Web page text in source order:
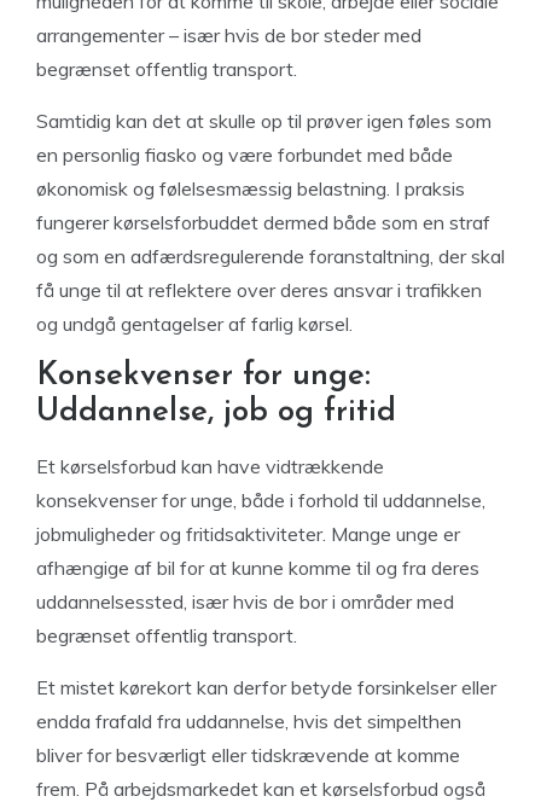
arrangementer – især hvis de bor steder med
begrænset offentlig transport.
Samtidig kan det at skulle op til prøver igen føles som
en personlig fiasko og være forbundet med både
økonomisk og følelsesmæssig belastning. I praksis
fungerer kørselsforbuddet dermed både som en straf
og som en adfærdsregulerende foranstaltning, der skal
få unge til at reflektere over deres ansvar i trafikken
og undgå gentagelser af farlig kørsel.
Konsekvenser for unge:
Uddannelse, job og fritid
Et kørselsforbud kan have vidtrækkende
konsekvenser for unge, både i forhold til uddannelse,
jobmuligheder og fritidsaktiviteter. Mange unge er
afhængige af bil for at kunne komme til og fra deres
uddannelsessted, især hvis de bor i områder med
begrænset offentlig transport.
Et mistet kørekort kan derfor betyde forsinkelser eller
endda frafald fra uddannelse, hvis det simpelthen
bliver for besværligt eller tidskrævende at komme
frem. På arbejdsmarkedet kan et kørselsforbud også